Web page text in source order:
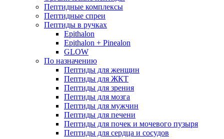
Пептидные комплексы
Пептидные спреи
Пептиды в ручках
Epithalon
Epithalon + Pinealon
GLOW
По назначению
Пептиды для женщин
Пептиды для ЖКТ
Пептиды для зрения
Пептиды для мозга
Пептиды для мужчин
Пептиды для печени
Пептиды для почек и мочевого пузыря
Пептиды для сердца и сосудов